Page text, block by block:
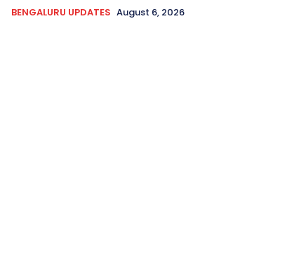
BENGALURU UPDATES August 6, 2026